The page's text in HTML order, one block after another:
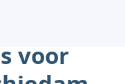
voor